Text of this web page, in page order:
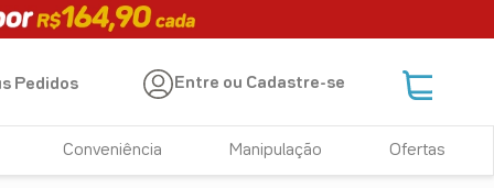
Pedidos Entre ou Cadastre-se
Conveniência Manipulação Ofertas